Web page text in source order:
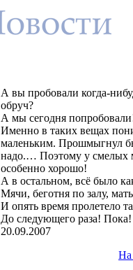
А вы пробовали когда-
обруч?
А мы сегодня
Именно в таких вещах
маленьким. Прошмыгнул
надо.… Поэтому у смелых
особенно хорошо!
А в остальном, всё было
Мячи, беготня по залу,
И опять время пролетело
До следующего раза! Пока!
20.09.2007
На